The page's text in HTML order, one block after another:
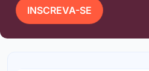
INSCREVA-SE